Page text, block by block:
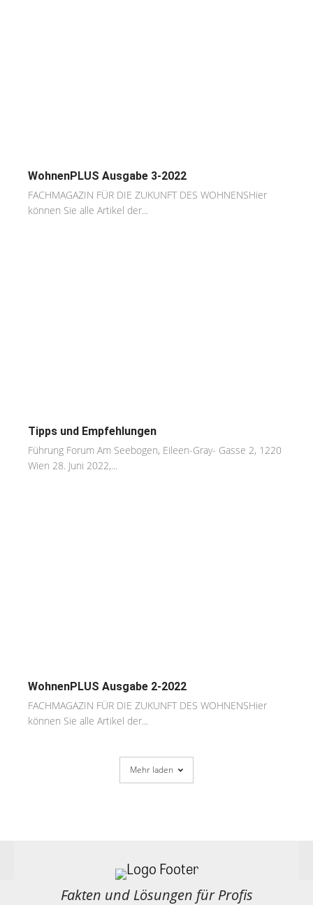
WohnenPLUS Ausgabe 3-2022
FACHMAGAZIN FÜR DIE ZUKUNFT DES WOHNENSHier
können Sie alle Artikel der...
Tipps und Empfehlungen
Führung Forum Am Seebogen, Eileen-Gray- Gasse 2, 1220
Wien 28. Juni 2022,...
WohnenPLUS Ausgabe 2-2022
FACHMAGAZIN FÜR DIE ZUKUNFT DES WOHNENSHier
können Sie alle Artikel der...
Mehr laden
Fakten und Lösungen für Profis